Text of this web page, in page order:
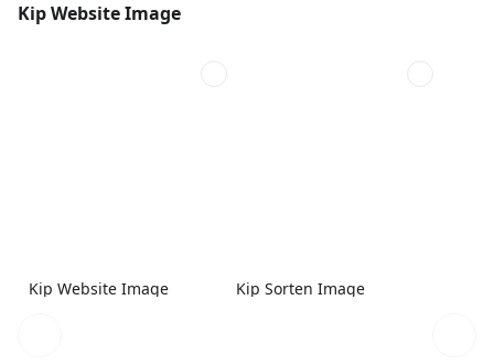
Kip Website Image
Kip Website Image Kip Sorten Image